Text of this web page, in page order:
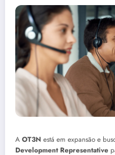
A OT3N está em expansão e
Development Representative